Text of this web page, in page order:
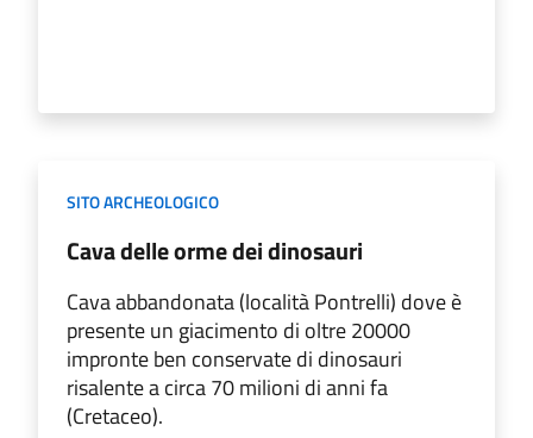
SITO ARCHEOLOGICO
Cava delle orme dei dinosauri
Cava abbandonata (località Pontrelli) dove è
presente un giacimento di oltre 20000
impronte ben conservate di dinosauri
risalente a circa 70 milioni di anni fa
(Cretaceo).